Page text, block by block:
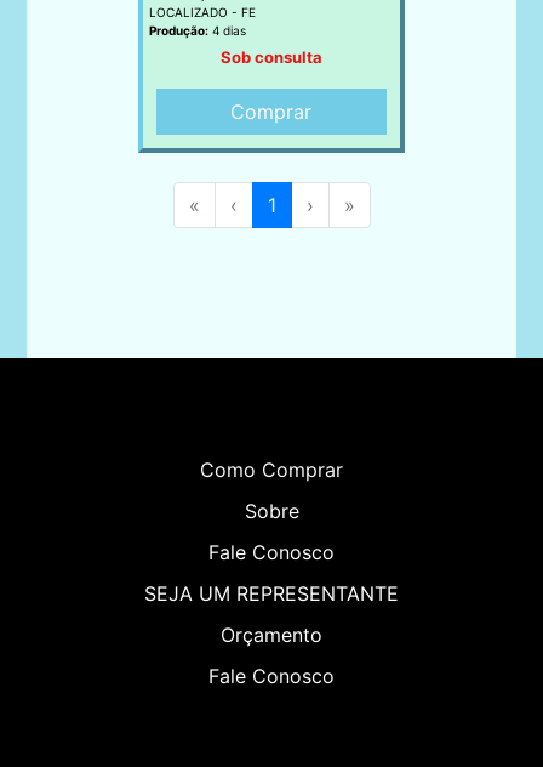
LOCALIZADO - FE
Produção: 4 dias
Sob consulta
Comprar
« ‹ 1 › »
Como Comprar
Sobre
Fale Conosco
SEJA UM REPRESENTANTE
Orçamento
Fale Conosco